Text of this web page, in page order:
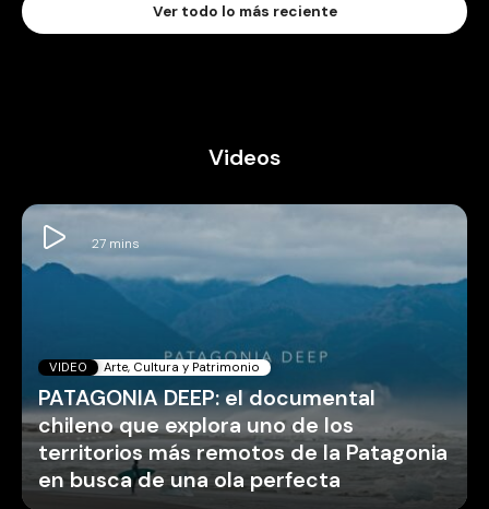
Ver todo lo más reciente
Videos
VIDEO Arte, Cultura y Patrimonio
PATAGONIA DEEP: el documental
chileno que explora uno de los
territorios más remotos de la Patagonia
en busca de una ola perfecta